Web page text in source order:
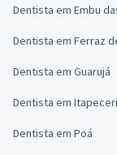
Dentista em Embu
Dentista em Ferraz
Dentista em Guarujá
Dentista em
Dentista em Poá